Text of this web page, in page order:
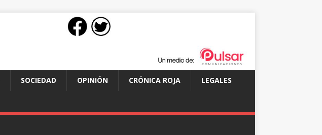
SOCIEDAD OPINIÓN CRÓNICA ROJA LEGALES